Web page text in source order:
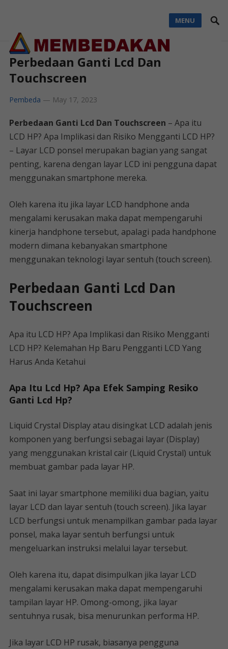
MENU
Perbedaan Ganti Lcd Dan
Touchscreen
Pembeda — May 17, 2023
Perbedaan Ganti Lcd Dan Touchscreen – Apa itu
LCD HP? Apa Implikasi dan Risiko Mengganti LCD HP?
– Layar LCD ponsel merupakan bagian yang sangat
penting, karena dengan layar LCD ini pengguna dapat
menggunakan smartphone mereka.
Oleh karena itu jika layar LCD handphone anda
mengalami kerusakan maka dapat mempengaruhi
kinerja handphone tersebut, apalagi pada handphone
modern dimana kebanyakan smartphone
menggunakan teknologi layar sentuh (touch screen).
Perbedaan Ganti Lcd Dan
Touchscreen
Apa itu LCD HP? Apa Implikasi dan Risiko Mengganti
LCD HP? Kelemahan Hp Baru Pengganti LCD Yang
Harus Anda Ketahui
Apa Itu Lcd Hp? Apa Efek Samping Resiko
Ganti Lcd Hp?
Liquid Crystal Display atau disingkat LCD adalah jenis
komponen yang berfungsi sebagai layar (Display)
yang menggunakan kristal cair (Liquid Crystal) untuk
membuat gambar pada layar HP.
Saat ini layar smartphone memiliki dua bagian, yaitu
layar LCD dan layar sentuh (touch screen). Jika layar
LCD berfungsi untuk menampilkan gambar pada layar
ponsel, maka layar sentuh berfungsi untuk
mengeluarkan instruksi melalui layar tersebut.
Oleh karena itu, dapat disimpulkan jika layar LCD
mengalami kerusakan maka dapat mempengaruhi
tampilan layar HP. Omong-omong, jika layar
sentuhnya rusak, bisa menurunkan performa HP.
Jika layar LCD HP rusak, biasanya pengguna